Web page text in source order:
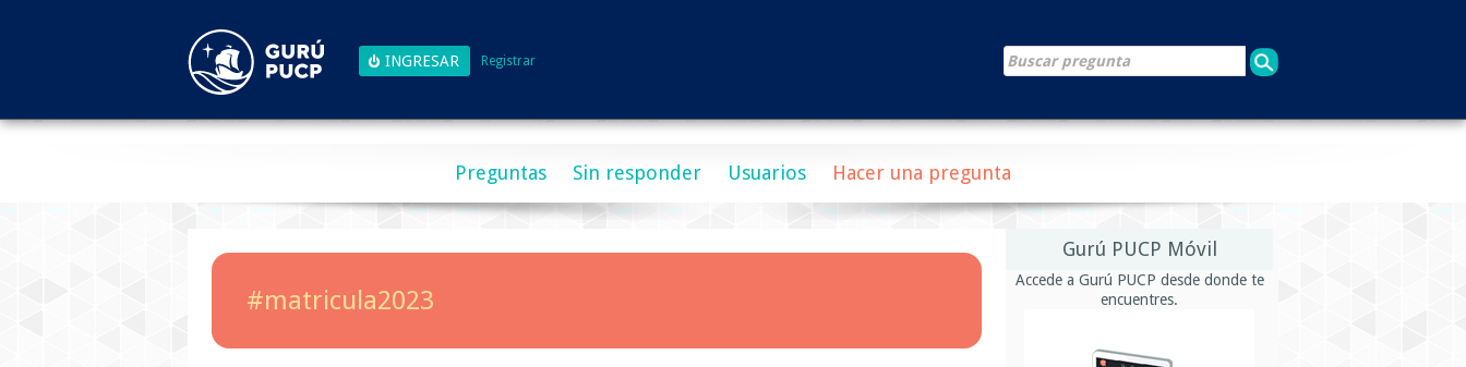
Registrar
Preguntas Sin responder Usuarios Hacer una pregunta
#matricula2023
Gurú PUCP Móvil
Accede a Gurú PUCP desde donde te
encuentres.